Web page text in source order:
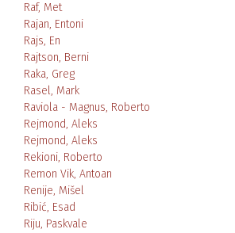
Raf, Met
Rajan, Entoni
Rajs, En
Rajtson, Berni
Raka, Greg
Rasel, Mark
Raviola - Magnus, Roberto
Rejmond, Aleks
Rejmond, Aleks
Rekioni, Roberto
Remon Vik, Antoan
Renije, Mišel
Ribić, Esad
Riju, Paskvale